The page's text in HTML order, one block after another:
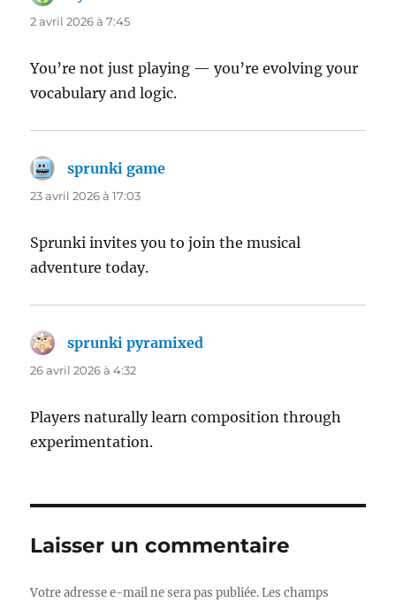
2 avril 2026 à 7:45
You’re not just playing — you’re evolving your
vocabulary and logic.
sprunki game
23 avril 2026 à 17:03
Sprunki invites you to join the musical
adventure today.
sprunki pyramixed
26 avril 2026 à 4:32
Players naturally learn composition through
experimentation.
Laisser un commentaire
Votre adresse e-mail ne sera pas publiée. Les champs